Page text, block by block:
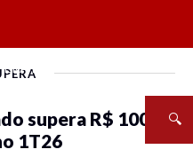
supera R$ 100
1T26